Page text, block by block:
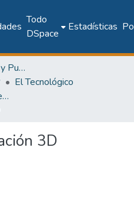
Todo
DSpace
Estadísticas
Editorial Universitaria y Publicaciones Seriadas
El Tecnológico
Vol. 27, Núm. 1 (2017): Revista EL TECNOLÓGICO
3D